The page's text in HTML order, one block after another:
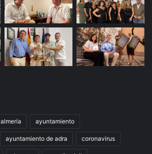
almería ayuntamiento
ayuntamiento de adra coronavirus